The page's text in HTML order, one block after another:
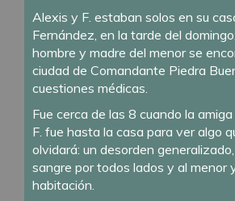
Alexis y F. estaban solos en su
Fernández, en la tarde del
hombre y madre del menor se
ciudad de Comandante Piedra
cuestiones médicas.
Fue cerca de las 8 cuando la
F. fue hasta la casa para ver algo
olvidará: un desorden
sangre por todos lados y al menor
habitación.